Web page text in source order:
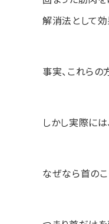
解消法として効
事実、これらの
しかし実際に
なぜなら首の